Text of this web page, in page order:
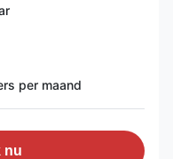
per maand
nu